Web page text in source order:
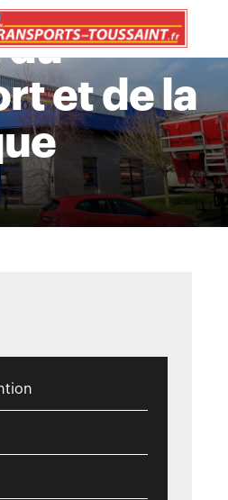
du
et de la